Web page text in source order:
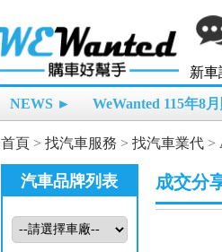
新車
NEWS ► WeWanted 115年8
首頁 > 找汽車服務 > 找汽車業代 >
汽車品牌列表 成交分